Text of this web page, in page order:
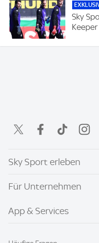
Sky
Sky Sport erleben
Für Unternehmen
App & Services